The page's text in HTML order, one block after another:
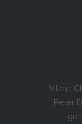
V.l.n.r.:
Peter